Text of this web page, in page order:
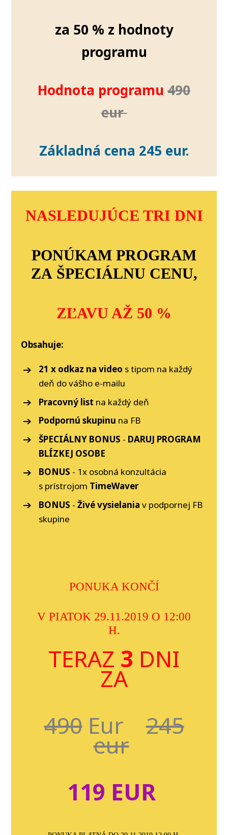
za 50 % z hodnoty
programu
Hodnota programu 490
eur
Základná cena 245 eur.
NASLEDUJÚCE TRI DNI
PONÚKAM PROGRAM
ZA ŠPECIÁLNU CENU,
ZĽAVU AŽ 50 %
Obsahuje:
21 x odkaz na video s tipom na každý
deň do vášho e-mailu
Pracovný list na každý deň
Podpornú skupinu na FB
ŠPECIÁLNY BONUS - DARUJ PROGRAM
BLÍZKEJ OSOBE
BONUS - 1x osobná konzultácia
s prístrojom TimeWaver
BONUS -Živé vysielania v podpornej FB
skupine
PONUKA KONČÍ
V PIATOK 29.11.2019 O 12:00
H.
TERAZ 3 DNI
ZA
490Eur245
eur
119 EUR